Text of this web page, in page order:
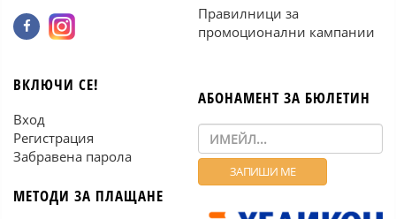
Правилници за
промоционални кампании
ВКЛЮЧИ СЕ!
Вход
Регистрация
Забравена парола
МЕТОДИ ЗА ПЛАЩАНЕ
АБОНАМЕНТ ЗА БЮЛЕТИН